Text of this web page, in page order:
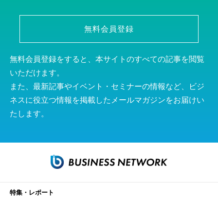
無料会員登録
無料会員登録をすると、本サイトのすべての記事を閲覧
いただけます。
また、最新記事やイベント・セミナーの情報など、ビジ
ネスに役立つ情報を掲載したメールマガジンをお届けい
たします。
特集・レポート